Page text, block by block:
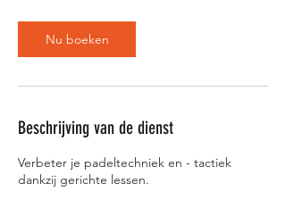
i
n
.
Nu boeken
Beschrijving van de dienst
Verbeter je padeltechniek en - tactiek
dankzij gerichte lessen.